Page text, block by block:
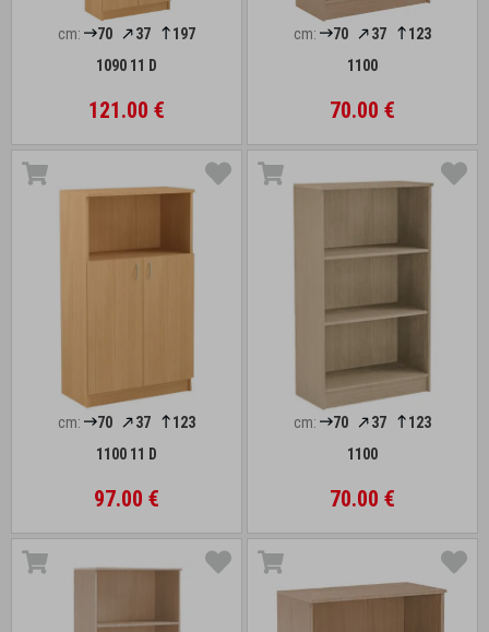
cm: 70 37
197
1090 11 D
121.00 €
cm: 70 37
123
1100
70.00 €
cm: 70 37
123
1100 11 D
97.00 €
cm: 70 37
123
1100
70.00 €